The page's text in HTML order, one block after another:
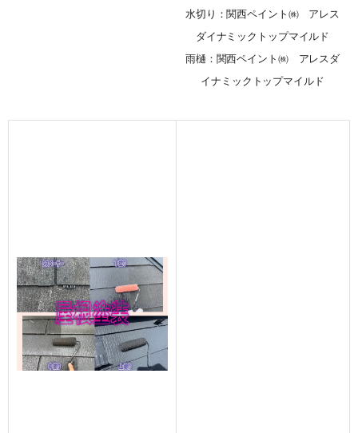
水切り：関西ペイント㈱ アレス
ダイナミックトップマイルド
雨樋：関西ペイント㈱ アレスダ
イナミックトップマイルド